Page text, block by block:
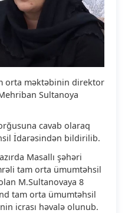
orta məktəbinin direktor
Sultanoya
cavab olaraq
İdarəsindən bildirilib.
Masallı şəhəri
tam orta ümumtəhsil
M.Sultanovaya 8
tam orta ümumtəhsil
icrası həvalə olunub.